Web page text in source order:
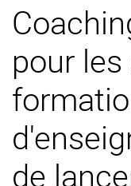
pour
de